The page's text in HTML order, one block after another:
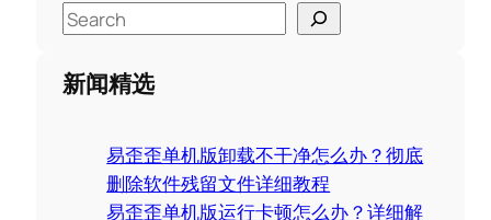
S
e
a
r
新闻精选
易歪歪单机版卸载不干净怎么办？彻底
删除软件残留文件详细教程
易歪歪单机版运行卡顿怎么办？详细解